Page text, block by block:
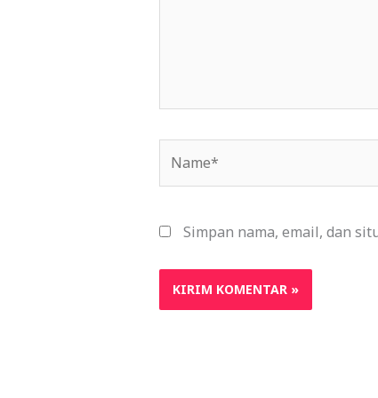
Simpan nama, email, dan